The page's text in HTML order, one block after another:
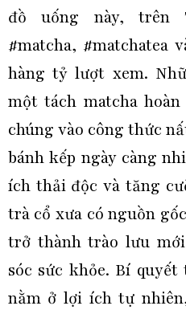
đồ uống này, trên
#matcha, #matchatea
hàng tỷ lượt xem.
một tách matcha
chúng vào công thức
bánh kếp ngày càng
ích thải độc và tăng
trà cổ xưa có nguồn
trở thành trào lưu
sóc sức khỏe. Bí
nằm ở lợi ích tự